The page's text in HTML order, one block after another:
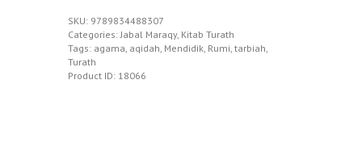
SKU: 9789834488307
Categories:Jabal Maraqy, Kitab Turath
Tags: agama, aqidah, Mendidik, Rumi, tarbiah,
Turath
Product ID: 18066